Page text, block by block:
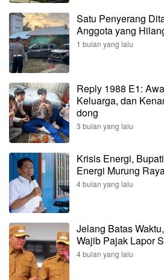
Satu Penyerang
Anggota yang
1 bulan yang lalu
Reply 1988 E1:
Keluarga, dan
dong
3 bulan yang lalu
Krisis Energi,
Energi Murung
4 bulan yang lalu
Jelang Batas
Wajib Pajak Lapor
4 bulan yang lalu